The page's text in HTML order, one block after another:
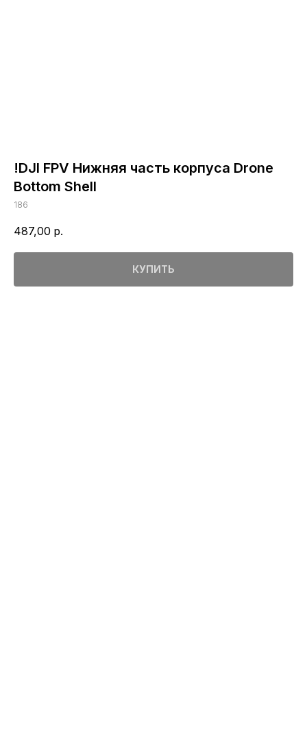
!DJI FPV Нижняя часть корпуса Drone
Bottom Shell
186
487,00 р.
КУПИТЬ